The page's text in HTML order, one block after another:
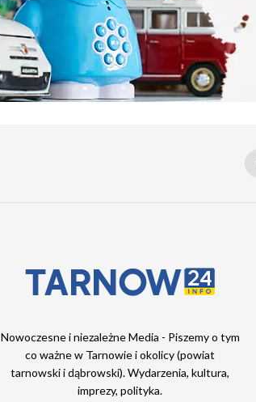
Nowoczesne i niezależne Media - Piszemy o tym
co ważne w Tarnowie i okolicy (powiat
tarnowski i dąbrowski). Wydarzenia, kultura,
imprezy, polityka.